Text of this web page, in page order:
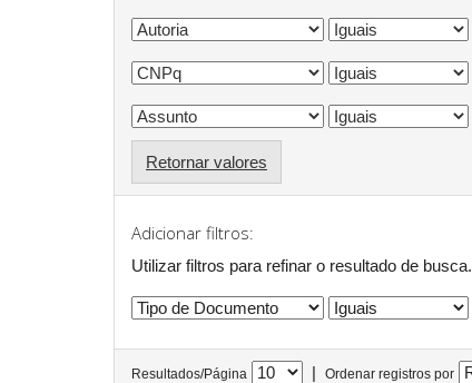
Retornar valores
Adicionar filtros:
Utilizar filtros para refinar o resultado de busca.
Resultados/Página | Ordenar registros por